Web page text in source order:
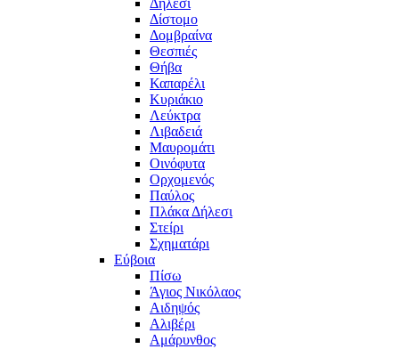
Δίστομο
Δομβραίνα
Θεσπιές
Θήβα
Καπαρέλι
Κυριάκιο
Λεύκτρα
Λιβαδειά
Μαυρομάτι
Οινόφυτα
Ορχομενός
Παύλος
Πλάκα Δήλεσι
Στείρι
Σχηματάρι
Εύβοια
Πίσω
Άγιος Νικόλαος
Αιδηψός
Αλιβέρι
Αμάρυνθος